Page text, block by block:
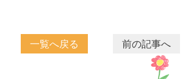
一覧へ戻る 前の記事へ